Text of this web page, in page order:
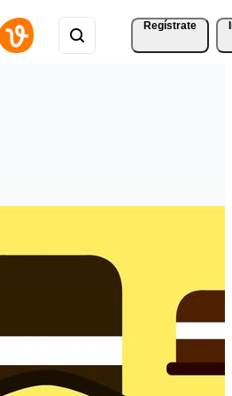
Regístrate